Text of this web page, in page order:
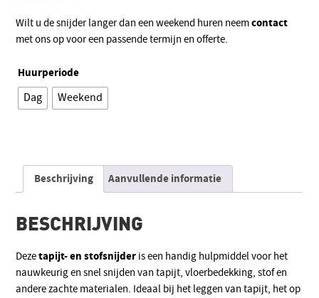
Wilt u de snijder langer dan een weekend huren neemcontact
met ons op voor een passende termijn en offerte.
Huurperiode
Dag
Weekend
Beschrijving Aanvullende informatie
BESCHRIJVING
Dezetapijt- en stofsnijder is een handig hulpmiddel voor het
nauwkeurig en snel snijden van tapijt, vloerbedekking, stof en
andere zachte materialen. Ideaal bij het leggen van tapijt, het op